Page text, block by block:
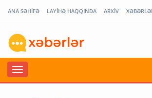
ANA SƏHİFƏ LAYİHƏ HAQQINDA ARXİV